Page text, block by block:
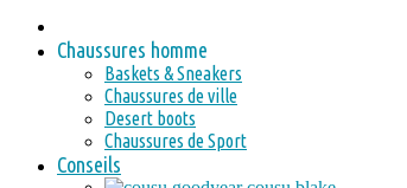
Chaussures homme
Baskets & Sneakers
Chaussures de ville
Desert boots
Chaussures de Sport
Conseils